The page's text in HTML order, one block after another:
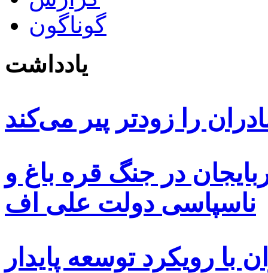
گوناگون
یادداشت
را زودتر پیر می‌کند
در جنگ قره باغ و
ناسپاسی دولت علی اف
با رویکرد توسعه پایدار